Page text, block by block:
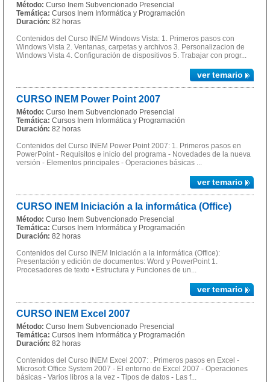
Método: Curso Inem Subvencionado Presencial
Temática: Cursos Inem Informática y Programación
Duración: 82 horas
Contenidos del Curso INEM Windows Vista: 1. Primeros pasos con
Windows Vista 2. Ventanas, carpetas y archivos 3. Personalizacion de
Windows Vista 4. Configuración de dispositivos 5. Trabajar con progr...
ver temario
CURSO INEM Power Point 2007
Método: Curso Inem Subvencionado Presencial
Temática: Cursos Inem Informática y Programación
Duración: 82 horas
Contenidos del Curso INEM Power Point 2007: 1. Primeros pasos en
PowerPoint - Requisitos e inicio del programa - Novedades de la nueva
versión - Elementos principales - Operaciones básicas ...
ver temario
CURSO INEM Iniciación a la informática (Office)
Método: Curso Inem Subvencionado Presencial
Temática: Cursos Inem Informática y Programación
Duración: 82 horas
Contenidos del Curso INEM Iniciación a la informática (Office):
Presentación y edición de documentos: Word y PowerPoint 1.
Procesadores de texto • Estructura y Funciones de un...
ver temario
CURSO INEM Excel 2007
Método: Curso Inem Subvencionado Presencial
Temática: Cursos Inem Informática y Programación
Duración: 82 horas
Contenidos del Curso INEM Excel 2007: . Primeros pasos en Excel -
Microsoft Office System 2007 - El entorno de Excel 2007 - Operaciones
básicas - Varios libros a la vez - Tipos de datos - Las f...